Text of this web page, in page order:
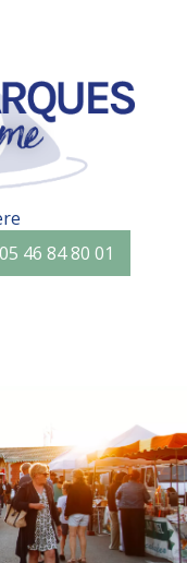
05 46 84 80 01